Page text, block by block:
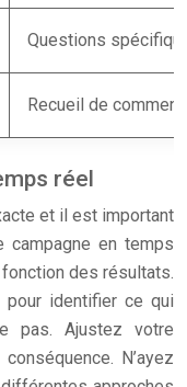
Questions
Recueil de
réel
et il est important
en temps
des résultats.
identifier ce qui
pas. Ajustez votre
N’ayez